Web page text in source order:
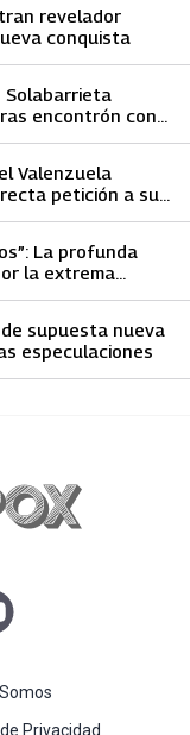
revelador
conquista
Solabarrieta
encontrón con
Valenzuela
petición a su
La profunda
la extrema
de supuesta nueva
especulaciones
pestaña
en nueva pestaña
Privacidad